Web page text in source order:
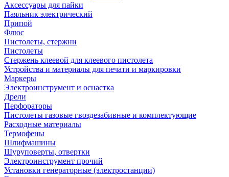
Аксессуары для пайки
Паяльник электрический
Припой
Флюс
Пистолеты, стержни
Пистолеты
Стержень клеевой для клеевого пистолета
Устройства и материалы для печати и маркировки
Маркеры
Электроинструмент и оснастка
Дрели
Перфораторы
Пистолеты газовые гвоздезабивные и комплектующие
Расходные материалы
Термофены
Шлифмашины
Шуруповерты, отвертки
Электроинструмент прочий
Установки генераторные (электростанции)